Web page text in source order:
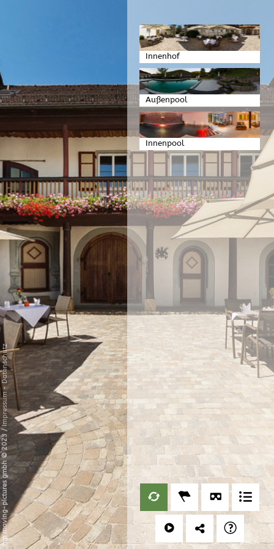
Innenhof
Außenpool
Innenpool
mp moving-pictures gmbh © 2023
/
Impressum
-
Datenschutz